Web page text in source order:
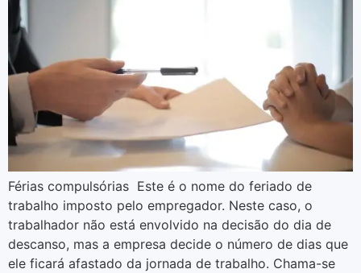
Férias compulsórias Este é o nome do feriado de
trabalho imposto pelo empregador. Neste caso, o
trabalhador não está envolvido na decisão do dia de
descanso, mas a empresa decide o número de dias que
ele ficará afastado da jornada de trabalho. Chama-se